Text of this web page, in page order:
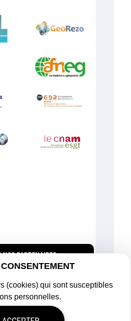
NOS PARTENAIRES
(cookies) qui sont susceptibles
personnelles.